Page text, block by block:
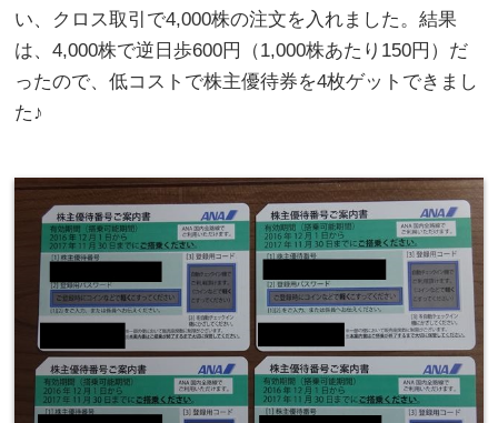
い、クロス取引で4,000株の注文を入れました。結果
は、4,000株で逆日歩600円（1,000株あたり150円）だ
ったので、低コストで株主優待券を4枚ゲットできまし
た♪